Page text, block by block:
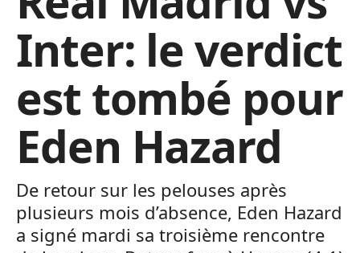
Inter: le verdict
est tombé pour
Eden Hazard
De retour sur les pelouses après
plusieurs mois d’absence, Eden Hazard
a signé mardi sa troisième rencontre